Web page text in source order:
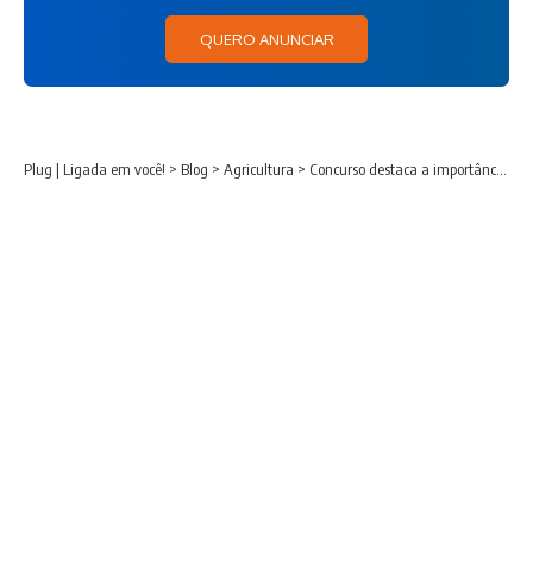
QUERO ANUNCIAR
Plug | Ligada em você! > Blog > Agricultura > Concurso destaca a importância da capacitação técnica para minimizar perdas na colheita da soja